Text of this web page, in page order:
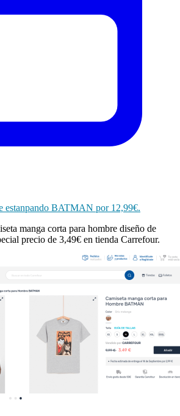
estanpando BATMAN por 12,99€.
manga corta para hombre diseño de
precio de 3,49€ en tienda Carrefour.